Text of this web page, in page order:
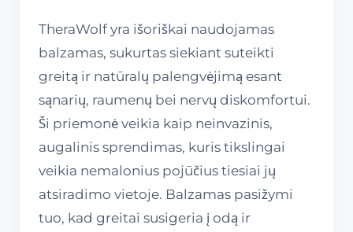
TheraWolf yra išoriškai naudojamas
balzamas, sukurtas siekiant suteikti
greitą ir natūralų palengvėjimą esant
sąnarių, raumenų bei nervų diskomfortui.
Ši priemonė veikia kaip neinvazinis,
augalinis sprendimas, kuris tikslingai
veikia nemalonius pojūčius tiesiai jų
atsiradimo vietoje. Balzamas pasižymi
tuo, kad greitai susigeria į odą ir